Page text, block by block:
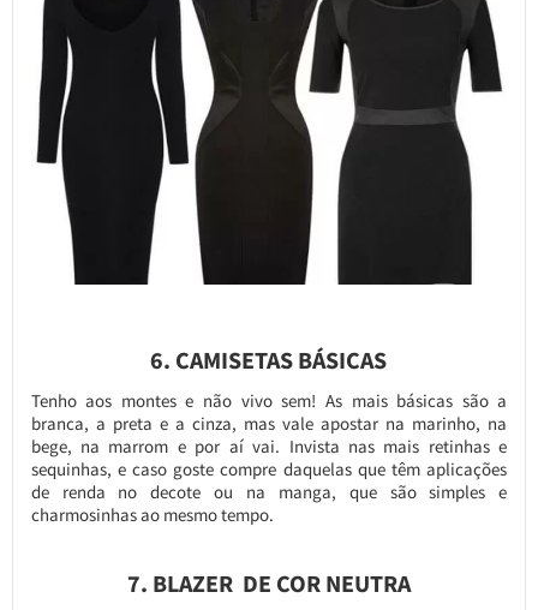
6. CAMISETAS BÁSICAS
Tenho aos montes e não vivo sem! As mais básicas são a
branca, a preta e a cinza, mas vale apostar na marinho, na
bege, na marrom e por aí vai. Invista nas mais retinhas e
sequinhas, e caso goste compre daquelas que têm aplicações
de renda no decote ou na manga, que são simples e
charmosinhas ao mesmo tempo.
7. BLAZER DE COR NEUTRA